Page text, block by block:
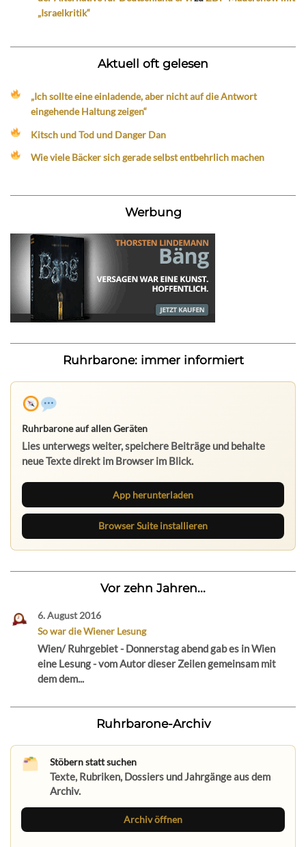
„Israelkritik“
Aktuell oft gelesen
„Ich sollte eine einladende, aber nicht auf die Antwort
eingehende Haltung zeigen“
Kitsch und Tod und Danger Dan
Wie viele Bäcker sich gerade selbst entbehrlich machen
Werbung
Ruhrbarone: immer informiert
Ruhrbarone auf allen Geräten
Lies unterwegs weiter, speichere Beiträge und behalte
neue Texte direkt im Browser im Blick.
App herunterladen
Browser Suite installieren
Vor zehn Jahren...
6. August 2016
So war die Wiener Lesung
Wien/ Ruhrgebiet - Donnerstag abend gab es in Wien
eine Lesung - vom Autor dieser Zeilen gemeinsam mit
dem dem...
Ruhrbarone-Archiv
Stöbern statt suchen
Texte, Rubriken, Dossiers und Jahrgänge aus dem
Archiv.
Archiv öffnen